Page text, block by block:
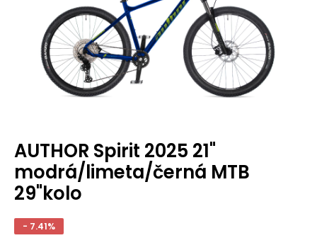
AUTHOR Spirit 2025 21"
modrá/limeta/černá MTB
29"kolo
- 7.41%